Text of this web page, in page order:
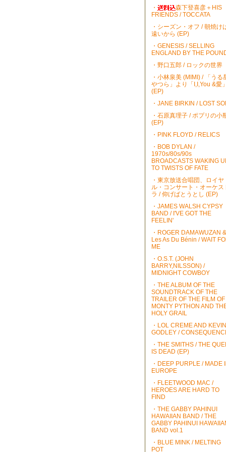
・
森下登喜彦＋HIS
FRIENDS / TOCCATA
・シーズン・オフ / 朝焼け
遠いから (EP)
・GENESIS / SELLING
ENGLAND BY THE
・野口五郎 / ロックの世界
・小林泉美 (MIMI) / 「うる
やつら」より「I,I,You &愛」
(EP)
・JANE BIRKIN / LOST
・石原真理子 / ポプリの小
(EP)
・PINK FLOYD / RELICS
・BOB DYLAN /
1970s/80s/90s
BROADCASTS WAKING
TO TWISTS OF FATE
・東京放送合唱団、ロイヤ
ル・コンサート・オーケス
ラ / 仰げばとうとし (EP)
・JAMES WALSH CYPSY
BAND / I'VE GOT THE
FEELIN'
・ROGER DAMAWUZAN &
Les As Du Bénin / WAIT
ME
・O.S.T. (JOHN
BARRY,NILSSON) /
MIDNIGHT COWBOY
・THE ALBUM OF THE
SOUNDTRACK OF THE
TRAILER OF THE FILM OF
MONTY PYTHON AND
HOLY GRAIL
・LOL CREME AND KEVIN
GODLEY /
・THE SMITHS / THE
IS DEAD (EP)
・DEEP PURPLE / MADE
EUROPE
・FLEETWOOD MAC /
HEROES ARE HARD TO
FIND
・THE GABBY PAHINUI
HAWAIIAN BAND / THE
GABBY PAHINUI
BAND vol.1
・BLUE MINK / MELTING
POT